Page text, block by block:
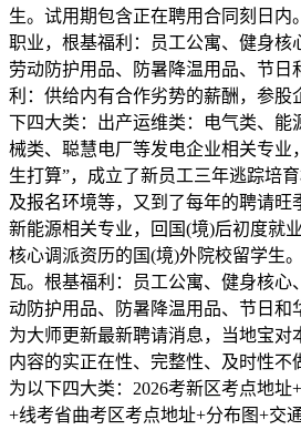
生。试用期包含正在聘用合同刻日内
职业，根基福利：员工公寓、健身核
劳动防护用品、防暑降温用品、节日
利：供给内有合作劣势的薪酬，参股
下四大类：出产运维类：电气类、能
械类、聪慧电厂等发电企业相关专业
生打算”，成立了新员工三年逃踪培
及报名环境等，又到了每年的聘请旺
新能源相关专业，回国(境)后初度就
核心调派资历的国(境)外院校留学生
瓦。根基福利：员工公寓、健身核心
动防护用品、防暑降温用品、节日和
为大师更新最新聘请消息，当地宝对
内容的实正在性、完整性、及时性不
为以下四大类：2026考新区考点地
+线考省曲考区考点地址+分布图+交